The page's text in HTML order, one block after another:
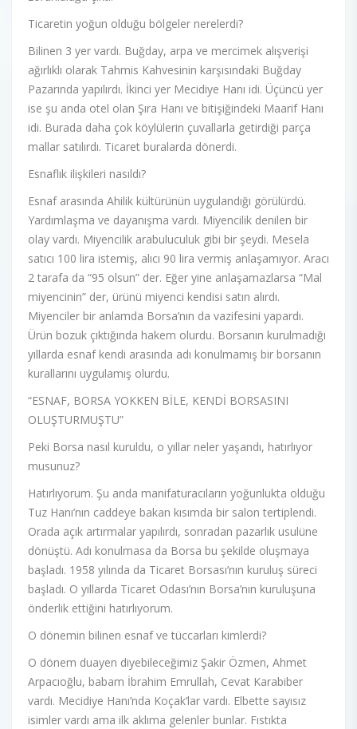
Ticaretin yoğun olduğu bölgeler nerelerdi?
Bilinen 3 yer vardı. Buğday, arpa ve mercimek alışverişi
ağırlıklı olarak Tahmis Kahvesinin karşısındaki Buğday
Pazarında yapılırdı. İkinci yer Mecidiye Hanı idi. Üçüncü yer
ise şu anda otel olan Şıra Hanı ve bitişiğindeki Maarif Hanı
idi. Burada daha çok köylülerin çuvallarla getirdiği parça
mallar satılırdı. Ticaret buralarda dönerdi.
Esnaflık ilişkileri nasıldı?
Esnaf arasında Ahilik kültürünün uygulandığı görülürdü.
Yardımlaşma ve dayanışma vardı. Miyencilik denilen bir
olay vardı. Miyencilik arabuluculuk gibi bir şeydi. Mesela
satıcı 100 lira istemiş, alıcı 90 lira vermiş anlaşamıyor. Aracı
2 tarafa da “95 olsun” der. Eğer yine anlaşamazlarsa “Mal
miyencinin” der, ürünü miyenci kendisi satın alırdı.
Miyenciler bir anlamda Borsa’nın da vazifesini yapardı.
Ürün bozuk çıktığında hakem olurdu. Borsanın kurulmadığı
yıllarda esnaf kendi arasında adı konulmamış bir borsanın
kurallarını uygulamış olurdu.
“ESNAF, BORSA YOKKEN BİLE, KENDİ BORSASINI
OLUŞTURMUŞTU”
Peki Borsa nasıl kuruldu, o yıllar neler yaşandı, hatırlıyor
musunuz?
Hatırlıyorum. Şu anda manifaturacıların yoğunlukta olduğu
Tuz Hanı’nın caddeye bakan kısımda bir salon tertiplendi.
Orada açık artırmalar yapılırdı, sonradan pazarlık usulüne
dönüştü. Adı konulmasa da Borsa bu şekilde oluşmaya
başladı. 1958 yılında da Ticaret Borsası’nın kuruluş süreci
başladı. O yıllarda Ticaret Odası’nın Borsa’nın kuruluşuna
önderlik ettiğini hatırlıyorum.
O dönemin bilinen esnaf ve tüccarları kimlerdi?
O dönem duayen diyebileceğimiz Şakir Özmen, Ahmet
Arpacıoğlu, babam İbrahim Emrullah, Cevat Karabiber
vardı. Mecidiye Hanı’nda Koçak’lar vardı. Elbette sayısız
isimler vardı ama ilk aklıma gelenler bunlar. Fıstıkta